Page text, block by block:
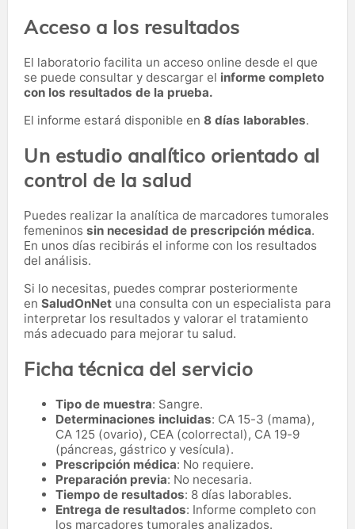
Acceso a los resultados
El laboratorio facilita un acceso online desde el que
se puede consultar y descargar el informe completo
con los resultados de la prueba.
El informe estará disponible en 8 días laborables.
Un estudio analítico orientado al
control de la salud
Puedes realizar la analítica de marcadores tumorales
femeninos sin necesidad de prescripción médica.
En unos días recibirás el informe con los resultados
del análisis.
Si lo necesitas, puedes comprar posteriormente
en SaludOnNet una consulta con un especialista para
interpretar los resultados y valorar el tratamiento
más adecuado para mejorar tu salud.
Ficha técnica del servicio
Tipo de muestra: Sangre.
Determinaciones incluidas: CA 15-3 (mama),
CA 125 (ovario), CEA (colorrectal), CA 19-9
(páncreas, gástrico y vesícula).
Prescripción médica: No requiere.
Preparación previa: No necesaria.
Tiempo de resultados: 8 días laborables.
Entrega de resultados: Informe completo con
los marcadores tumorales analizados.